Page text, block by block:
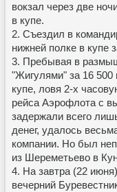
вокзал через две
в купе.
2. Съездил в
нижней полке в купе
3. Пребывая в
"Жигулями" за 16 500
купе, ловя 2-х
рейса Аэрофлота с
задержали всего
денег, удалось
компании. Но был
из Шереметьево в
4. На завтра (22
вечерний